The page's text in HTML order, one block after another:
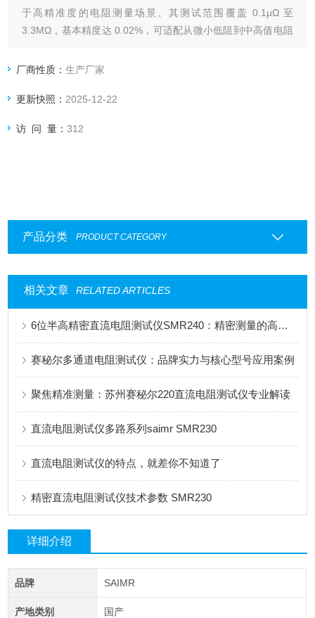
于高精准度的电阻测量场景。其测试范围覆盖 0.1μΩ 至
3.3MΩ，基本精度达 0.02%，可适配从微小低阻到中高值电阻
备二线、四线模式自由切换功能，既能满足常规单路电阻测
厂商性质：生产厂家
更新快照： 2025-12-22
访 问 量：312
产品分类 PRODUCT CATEGORY
相关文章 RELATED ARTICLES
6位半高精密直流电阻测试仪SMR240：精密测量的高效之选
赛秘尔多通道电阻测试仪：品牌实力与核心型号应用案例
聚焦精准测量：苏州赛秘尔220直流电阻测试仪专业解读
直流电阻测试仪多路系列saimr SMR230
直流电阻测试仪的特点，就差你不知道了
精密直流电阻测试仪技术参数 SMR230
详细介绍
品牌 SAIMR
产地类别 国产